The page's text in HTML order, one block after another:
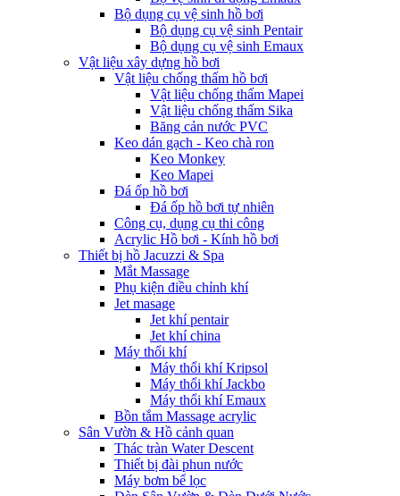
Bộ dụng cụ vệ sinh hồ bơi
Bộ dụng cụ vệ sinh Pentair
Bộ dụng cụ vệ sinh Emaux
Vật liệu xây dựng hồ bơi
Vật liệu chống thấm hồ bơi
Vật liệu chống thấm Mapei
Vật liệu chống thấm Sika
Băng cản nước PVC
Keo dán gạch - Keo chà ron
Keo Monkey
Keo Mapei
Đá ốp hồ bơi
Đá ốp hồ bơi tự nhiên
Công cụ, dụng cụ thi công
Acrylic Hồ bơi - Kính hồ bơi
Thiết bị hồ Jacuzzi & Spa
Mắt Massage
Phụ kiện điều chỉnh khí
Jet masage
Jet khí pentair
Jet khí china
Máy thổi khí
Máy thổi khí Kripsol
Máy thổi khí Jackbo
Máy thổi khí Emaux
Bồn tắm Massage acrylic
Sân Vườn & Hồ cảnh quan
Thác tràn Water Descent
Thiết bị đài phun nước
Máy bơm bể lọc